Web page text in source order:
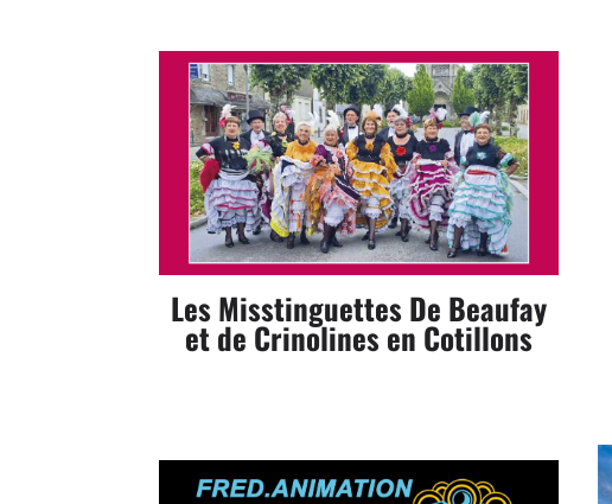
Les Misstinguettes De Beaufay
et de Crinolines en Cotillons

Danse & Costumes
72170 BEAUMONT SUR SARTHE
Tel.
06 06 85 14 99 / 06 41 60 62 15
SITE WEB